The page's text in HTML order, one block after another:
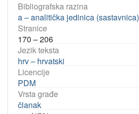
Bibliografska razina
a – analitička jedinica (sastavnica)
Stranice
170 – 206
Jezik teksta
hrv – hrvatski
Licencije
PDM
Vrsta građe
članak